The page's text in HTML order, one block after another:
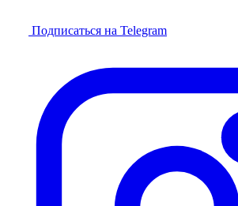
Подписаться на Telegram